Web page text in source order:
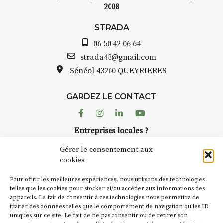
Gérer le consentement aux
cookies
Pour offrir les meilleures expériences, nous utilisons des technologies
telles que les cookies pour stocker et/ou accéder aux informations des
appareils. Le fait de consentir à ces technologies nous permettra de
traiter des données telles que le comportement de navigation ou les ID
uniques sur ce site. Le fait de ne pas consentir ou de retirer son
INTERVIEW
STRADA Bernard Turle, vous
Auzon…
Bernard TURLE Le Fumoir n’est
pas une galerie permanente.
Chaque année, le 1er dimanche
d’août, l’association
artisans investissent les rues, les
caves, les granges d’Auzon. Le
Fumoir est l’un de ces espaces
temporaires d’accueil de la
2008
STRADA
06 50 42 06 64
strada43@gmail.com
Sénéol 43260 QUEYRIERES
GARDEZ LE CONTACT
FacebookInstagram
LinkedinYoutube
Entreprises locales ?
Suivez toute l'actu de Strada